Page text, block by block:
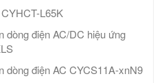
L65K
dòng điện AC/DC hiệu ứng
dòng điện AC CYCS11A-xnN9